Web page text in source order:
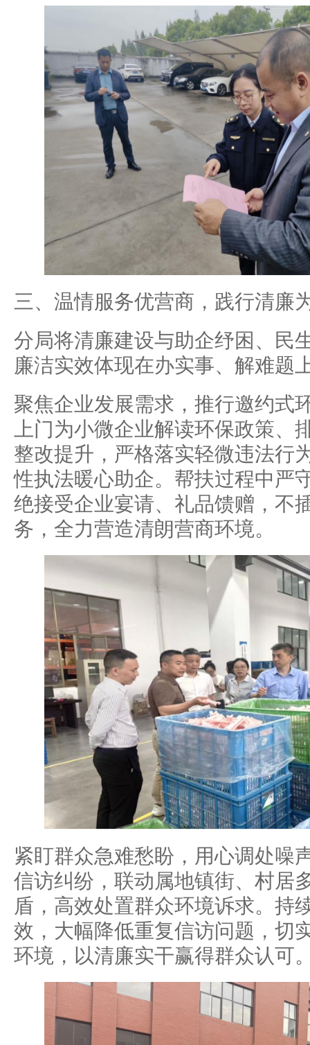
三、温情服务优营商，践行清廉
分局将清廉建设与助企纾困、民
廉洁实效体现在办实事、解难题
聚焦企业发展需求，推行邀约式
上门为小微企业解读环保政策、
整改提升，严格落实轻微违法行
性执法暖心助企。帮扶过程中严
绝接受企业宴请、礼品馈赠，不
务，全力营造清朗营商环境。
紧盯群众急难愁盼，用心调处噪
信访纠纷，联动属地镇街、村居
盾，高效处置群众环境诉求。持
效，大幅降低重复信访问题，切
环境，以清廉实干赢得群众认可